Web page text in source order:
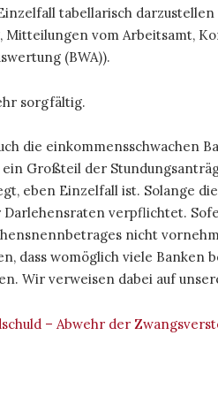
tabellarisch
vom Arbeitsamt,
(BWA)).
sorgfältig.
die einkommensschwachen
ein Großteil der
eben Einzelfall ist. Solange
verpflichtet.
nicht
dass womöglich viele Banken
Wir verweisen dabei auf
– Abwehr der